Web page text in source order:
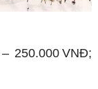
250.000 VNĐ;